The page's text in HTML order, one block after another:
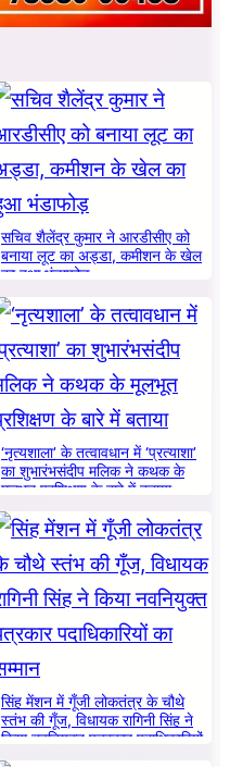
सचिव शैलेंद्र कुमार ने आरडीसीए को
बनाया लूट का अड्डा, कमीशन के खेल
का हुआ भंडाफोड़
‘नृत्यशाला’ के तत्वावधान में ‘प्रत्याशा’
का शुभारंभसंदीप मलिक ने कथक के
मूलभूत प्रशिक्षण के बारे में बताया
सिंह मेंशन में गूँजी लोकतंत्र के चौथे
स्तंभ की गूँज, विधायक रागिनी सिंह ने
किया नवनियुक्त पत्रकार पदाधिकारियों
का सम्मान